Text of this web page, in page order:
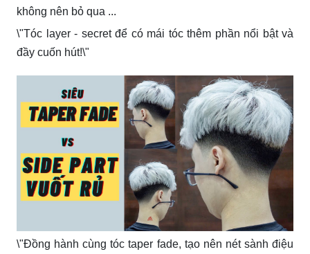
\"Tóc layer - secret để có mái tóc thêm phần nổi bật và
đầy cuốn hút!\"
\"Đồng hành cùng tóc taper fade, tạo nên nét sành điệu